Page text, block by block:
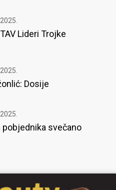
Lideri Trojke
Dosije
svečano